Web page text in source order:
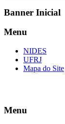
Banner Inicial
Menu
NIDES
UFRJ
Mapa do Site
Menu